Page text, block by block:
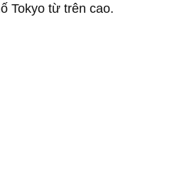
Tokyo từ trên cao.